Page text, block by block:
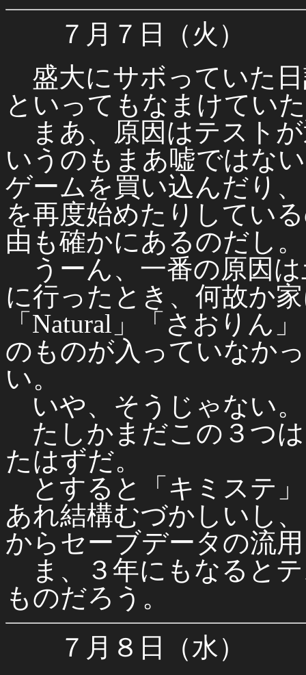
７月７日（火）
盛大にサボっていた
といってもなまけてい
まあ、原因はテスト
いうのもまあ嘘ではな
ゲームを買い込んだり
を再度始めたりしてい
由も確かにあるのだし。
うーん、一番の原因は
に行ったとき、何故か
「Natural」「さおりん
のものが入っていなか
い。
いや、そうじゃない。
たしかまだこの３つ
たはずだ。
とすると「キミステ
あれ結構むづかしいし
からセーブデータの流
ま、３年にもなると
ものだろう。
７月８日（水）